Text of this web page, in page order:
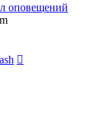
оповещений